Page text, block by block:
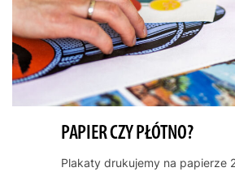
PAPIER CZY PŁÓTNO?
Plakaty drukujemy na papierze